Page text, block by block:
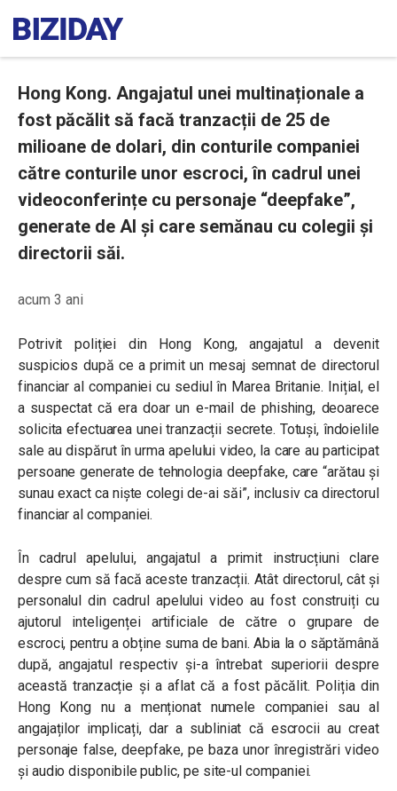
Hong Kong. Angajatul unei multinaționale a
fost păcălit să facă tranzacții de 25 de
milioane de dolari, din conturile companiei
către conturile unor escroci, în cadrul unei
videoconferințe cu personaje “deepfake”,
generate de AI și care semănau cu colegii și
directorii săi.
acum 3 ani
Potrivit poliției din Hong Kong, angajatul a devenit
suspicios după ce a primit un mesaj semnat de directorul
financiar al companiei cu sediul în Marea Britanie. Inițial, el
a suspectat că era doar un e-mail de phishing, deoarece
solicita efectuarea unei tranzacții secrete. Totuși, îndoielile
sale au dispărut în urma apelului video, la care au participat
persoane generate de tehnologia deepfake, care “arătau și
sunau exact ca niște colegi de-ai săi”, inclusiv ca directorul
financiar al companiei.
În cadrul apelului, angajatul a primit instrucțiuni clare
despre cum să facă aceste tranzacții. Atât directorul, cât și
personalul din cadrul apelului video au fost construiți cu
ajutorul inteligenței artificiale de către o grupare de
escroci, pentru a obține suma de bani. Abia la o săptămână
după, angajatul respectiv și-a întrebat superiorii despre
această tranzacție și a aflat că a fost păcălit. Poliția din
Hong Kong nu a menționat numele companiei sau al
angajaților implicați, dar a subliniat că escrocii au creat
personaje false, deepfake, pe baza unor înregistrări video
și audio disponibile public, pe site-ul companiei.